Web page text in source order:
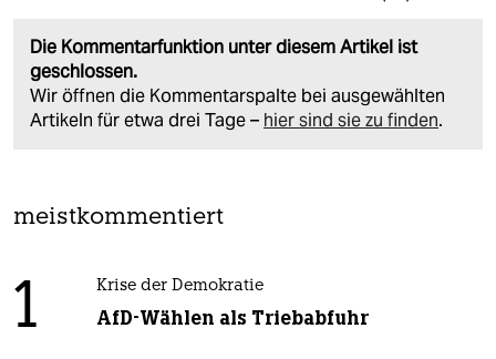
Die Kommentarfunktion unter diesem Artikel ist
geschlossen.
Wir öffnen die Kommentarspalte bei ausgewählten
Artikeln für etwa drei Tage – hier sind sie zu finden.
meistkommentiert
1 Krise der Demokratie
AfD-Wählen als Triebabfuhr